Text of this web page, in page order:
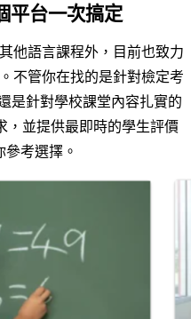
平台一次搞定
他語言課程外，目前也致力
不管你在找的是針對檢定考
是針對學校課堂內容扎實的
，並提供最即時的學生評價
參考選擇。